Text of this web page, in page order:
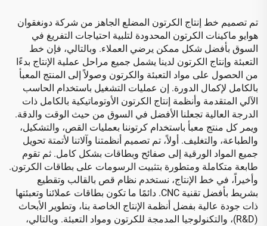
تم تصميم خط إنتاج الكرتون المضلع الجاهز من شركة دونغقوان
هوايو ماكينات الكرتون المحدودة لتلبية احتياجات التفريغ في
السوق بأفضل شكل ممكن يرضي العملاء. وبالتالي، فإن خط
التعبئة وإنتاج الكرتون لدينا يشمل جميع مراحل عملية الإنتاج بدءًا
من الحصول على مواد التعبئة والكرتون وصولاً إلى المنتج المعبأ
بالكامل لإكمال الدورة. إن عمليات التشغيل باستخدام الحاسب
الآلي المتقدمة وأنظمة إنتاج الكرتون الأوتوماتيكية بالكامل ذات
الدرجة العالية تجعلنا الأفضل في السوق من حيث الوقت والدقة.
ويمر كل منتج معبأ باستخدام كرتوننا بعمليات القص، والتشكيل،
والطباعة، والتغليف. أولاً، تم تصميم أنظمتنا وآلاتنا لأتمتة تحويل
جميع المواد الورقية إلى صفائح وبطاقات بشكل كامل. ثم تقوم
طابعة متكاملة ومتطورة بتثبيت الرسومات على بطاقات الكرتون.
وأخيراً، في خط الإنتاج، نستخدم نظام قص بالقالب وتقطيع
بشريط بأفضل تقنية CNC. دائمًا ما تكون بطاقات عملائنا وتعبئتها
ذات جودة عالية بفضل أنظمة الإنتاج الخاصة بنا، وتطوير الأبحاث
(R&D)، والتكنولوجيا المدمجة للكرتون ومواد التعبئة. وبالتالي،